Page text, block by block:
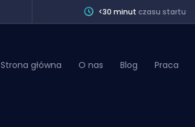
<30 minutczasu startu
Strona główna O nas Blog Praca